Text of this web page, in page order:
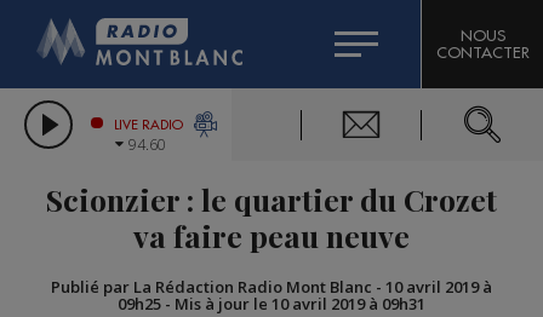
LES CHRONIQUES DE L'EXPERT
CITIZEN MACHINERY
GRAND MASSIF DOMAINES SKIABLES
BIGARD
COMPAGNIE DU MONT-BLANC
NOUS
CONTACTER
LIVE RADIO
94.60
Scionzier : le quartier du Crozet
va faire peau neuve
Publié par La Rédaction Radio Mont Blanc - 10 avril 2019 à
09h25 - Mis à jour le 10 avril 2019 à 09h31